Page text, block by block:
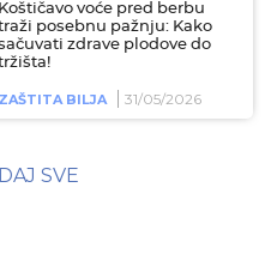
Koštičavo voće pred berbu
posebnu pažnju: Kako
zdrave plodove do
ZAŠTITA BILJA 31/05/2026
SVE